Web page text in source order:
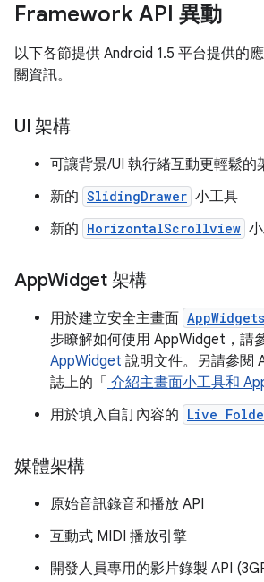
Framework API 異動
以下各節提供 Android 1.5 平台提供的
關資訊。
UI 架構
可讓背景/UI 執行緒互動更輕鬆的
新的 SlidingDrawer 小工具
新的 HorizontalScrollview
AppWidget 架構
用於建立安全主畫面 AppWidgets
步瞭解如何使用 AppWidget，請
AppWidget 說明文件。另請參閱
誌上的「 介紹主畫面小工具和
用於填入自訂內容的 Live
媒體架構
原始音訊錄音和播放 API
互動式 MIDI 播放引擎
開發人員專用的影片錄製 API